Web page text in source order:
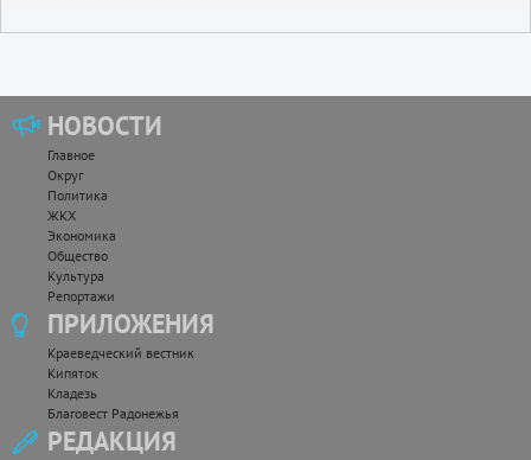
НОВОСТИ
Главное
Округ
Политика
ЖКХ
Экономика
Общество
Культура
Репортажи
ПРИЛОЖЕНИЯ
Краеведческий вестник
Кипяток
Кладезь
Благовест Радонежья
РЕДАКЦИЯ